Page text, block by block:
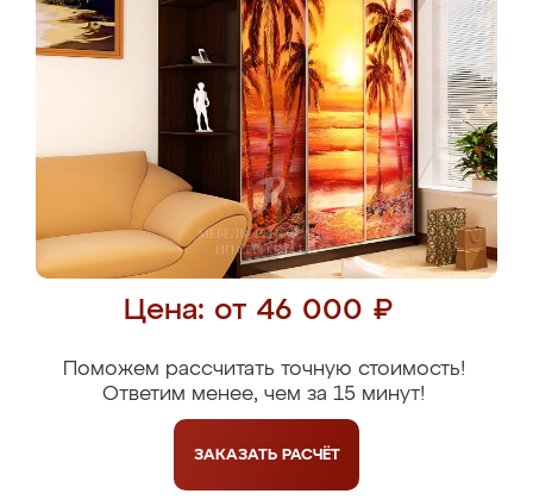
Цена: от 46 000 ₽
Поможем рассчитать точную стоимость!
Ответим менее, чем за 15 минут!
ЗАКАЗАТЬ РАСЧЁТ